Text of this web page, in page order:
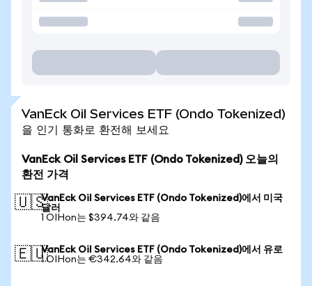
VanEck Oil Services ETF (Ondo Tokenized)
을 인기 통화로 환전해 보세요
VanEck Oil Services ETF (Ondo Tokenized) 오늘의
환전 가격
🇺🇸VanEck Oil Services ETF (Ondo Tokenized)에서 미국
달러
1 OIHon는 $394.74와 같음
🇪🇺VanEck Oil Services ETF (Ondo Tokenized)에서 유로
1 OIHon는 €342.64와 같음